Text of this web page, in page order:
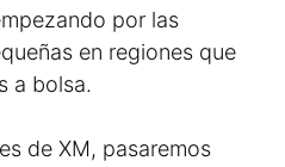
por las
en regiones que
a bolsa.
de XM, pasaremos